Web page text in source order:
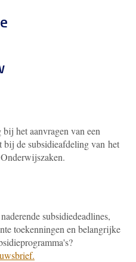
het aanvragen van een
de subsidieafdeling van het
subsidiedeadlines,
toekenningen en belangrijke